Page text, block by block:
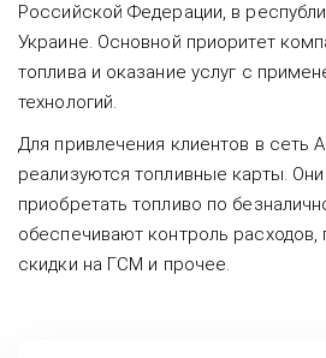
Российской Федерации, в
Украине. Основной приоритет
топлива и оказание услуг с
технологий.
Для привлечения клиентов в сеть
реализуются топливные карты.
приобретать топливо по
обеспечивают контроль расходов,
скидки на ГСМ и прочее.